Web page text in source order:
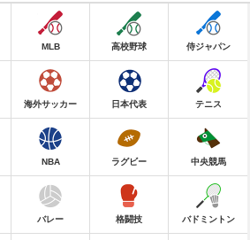
MLB 高校野球 侍ジャパン
海外サッカー 日本代表 テニス
NBA ラグビー 中央競馬
バレー 格闘技 バドミントン